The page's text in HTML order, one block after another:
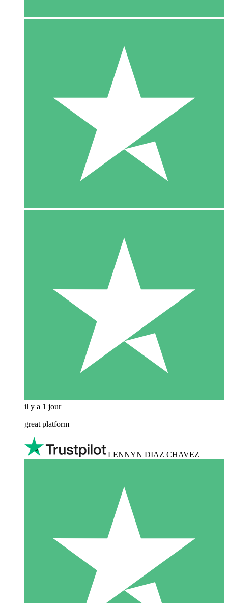
il y a 1 jour
great platform
LENNYN DIAZ CHAVEZ